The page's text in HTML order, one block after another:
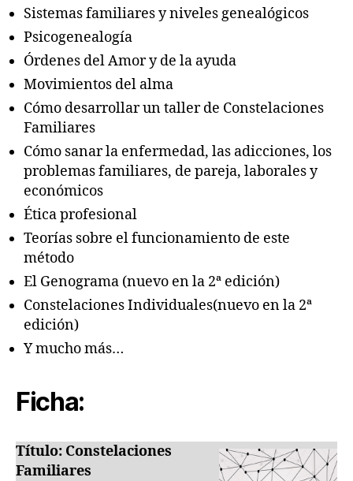
Sistemas familiares y niveles genealógicos
Psicogenealogía
Órdenes del Amor y de la ayuda
Movimientos del alma
Cómo desarrollar un taller de Constelaciones
Familiares
Cómo sanar la enfermedad, las adicciones, los
problemas familiares, de pareja, laborales y
económicos
Ética profesional
Teorías sobre el funcionamiento de este
método
El Genograma (nuevo en la 2ª edición)
Constelaciones Individuales(nuevo en la 2ª
edición)
Y mucho más…
Ficha:
Título: Constelaciones
Familiares